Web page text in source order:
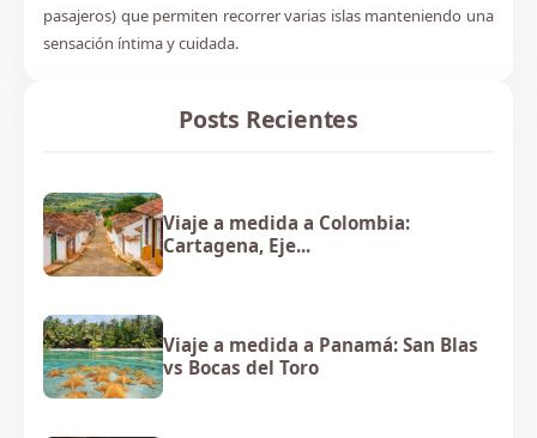
pasajeros) que permiten recorrer varias islas manteniendo una
sensación íntima y cuidada.
Posts Recientes
Viaje a medida a Colombia:
Cartagena, Eje...
Viaje a medida a Panamá: San Blas
vs Bocas del Toro